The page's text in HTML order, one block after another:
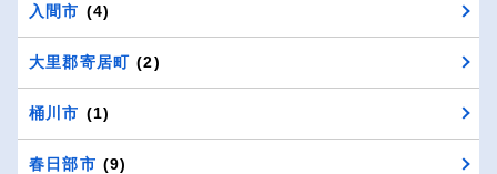
入間市 (4)
大里郡寄居町 (2)
桶川市 (1)
春日部市 (9)